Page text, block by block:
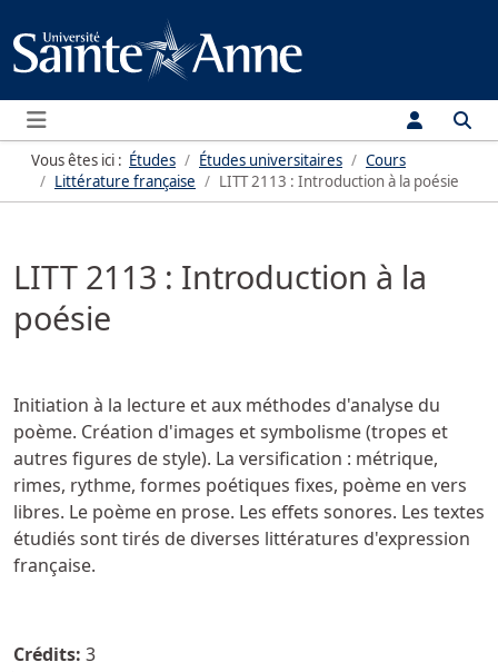
Menu
Vous êtes ici : Études Études universitaires
Cours
Littérature française
LITT 2113 : Introduction à la poésie
LITT 2113 : Introduction à la
poésie
Initiation à la lecture et aux méthodes d'analyse du
poème. Création d'images et symbolisme (tropes et
autres figures de style). La versification : métrique,
rimes, rythme, formes poétiques fixes, poème en vers
libres. Le poème en prose. Les effets sonores. Les textes
étudiés sont tirés de diverses littératures d'expression
française.
Crédits: 3